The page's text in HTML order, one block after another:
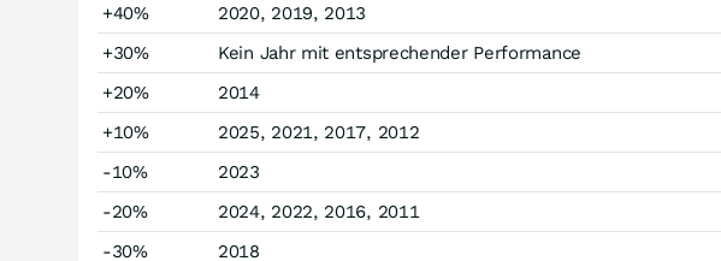
+40%
2020, 2019, 2013
+30%
Kein Jahr mit entsprechender Performance
+20%
2014
+10%
2025, 2021, 2017, 2012
-10%
2023
-20%
2024, 2022, 2016, 2011
-30%
2018